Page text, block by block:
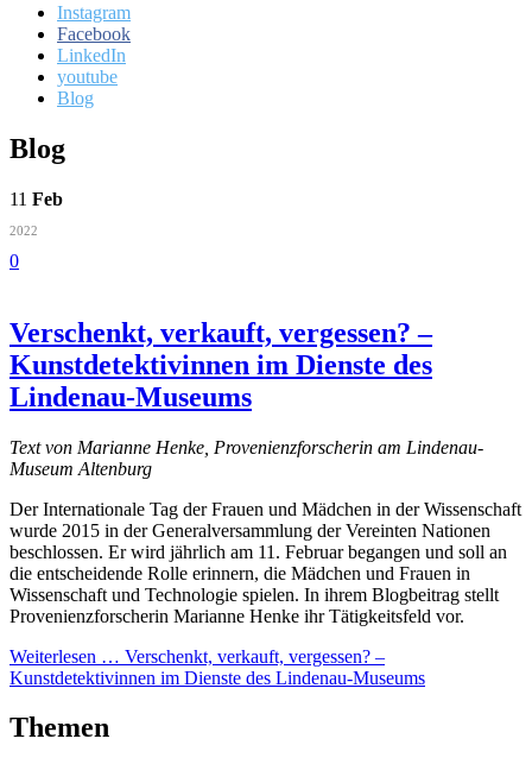
Instagram
Facebook
LinkedIn
youtube
Blog
Blog
11 Feb
2022
0
Verschenkt, verkauft, vergessen? –
Kunstdetektivinnen im Dienste des
Lindenau-Museums
Text von Marianne Henke, Provenienzforscherin am Lindenau-
Museum Altenburg
Der Internationale Tag der Frauen und Mädchen in der Wissenschaft
wurde 2015 in der Generalversammlung der Vereinten Nationen
beschlossen. Er wird jährlich am 11. Februar begangen und soll an
die entscheidende Rolle erinnern, die Mädchen und Frauen in
Wissenschaft und Technologie spielen. In ihrem Blogbeitrag stellt
Provenienzforscherin Marianne Henke ihr Tätigkeitsfeld vor.
Weiterlesen … Verschenkt, verkauft, vergessen? –
Kunstdetektivinnen im Dienste des Lindenau-Museums
Themen